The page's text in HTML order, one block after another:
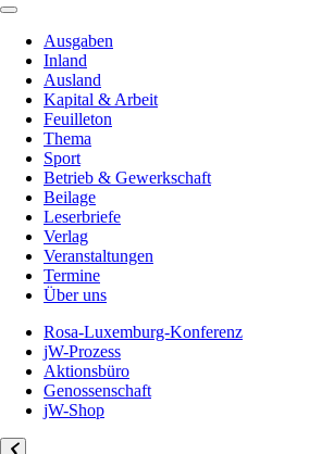
Ausgaben
Inland
Ausland
Kapital & Arbeit
Feuilleton
Thema
Sport
Betrieb & Gewerkschaft
Beilage
Leserbriefe
Verlag
Veranstaltungen
Termine
Über uns
Rosa-Luxemburg-Konferenz
jW-Prozess
Aktionsbüro
Genossenschaft
jW-Shop